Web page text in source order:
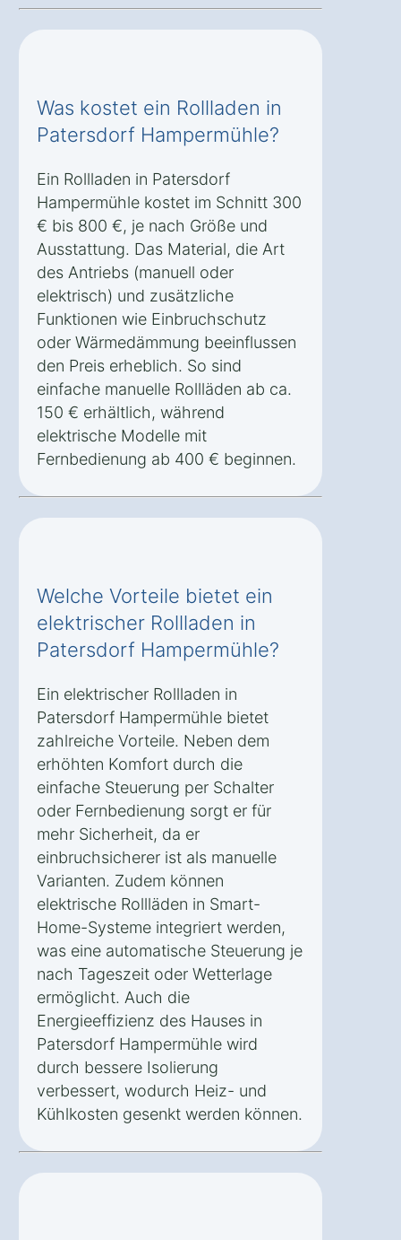
Was kostet ein Rollladen in
Patersdorf Hampermühle?
Ein Rollladen in Patersdorf
Hampermühle kostet im Schnitt 300
€ bis 800 €, je nach Größe und
Ausstattung. Das Material, die Art
des Antriebs (manuell oder
elektrisch) und zusätzliche
Funktionen wie Einbruchschutz
oder Wärmedämmung beeinflussen
den Preis erheblich. So sind
einfache manuelle Rollläden ab ca.
150 € erhältlich, während
elektrische Modelle mit
Fernbedienung ab 400 € beginnen.
Welche Vorteile bietet ein
elektrischer Rollladen in
Patersdorf Hampermühle?
Ein elektrischer Rollladen in
Patersdorf Hampermühle bietet
zahlreiche Vorteile. Neben dem
erhöhten Komfort durch die
einfache Steuerung per Schalter
oder Fernbedienung sorgt er für
mehr Sicherheit, da er
einbruchsicherer ist als manuelle
Varianten. Zudem können
elektrische Rollläden in Smart-
Home-Systeme integriert werden,
was eine automatische Steuerung je
nach Tageszeit oder Wetterlage
ermöglicht. Auch die
Energieeffizienz des Hauses in
Patersdorf Hampermühle wird
durch bessere Isolierung
verbessert, wodurch Heiz- und
Kühlkosten gesenkt werden können.